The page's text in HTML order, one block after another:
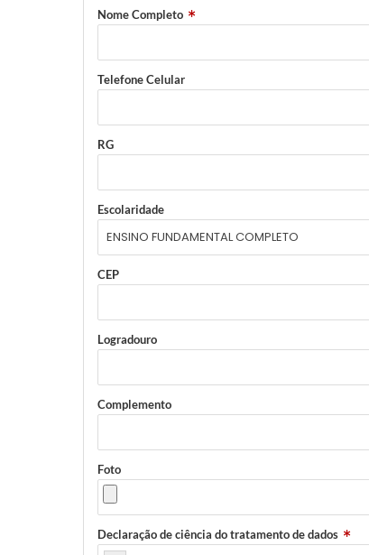
Nome Completo
Telefone Celular
RG
Escolaridade
CEP
Logradouro
Complemento
Foto
Declaração de ciência do tratamento de dados